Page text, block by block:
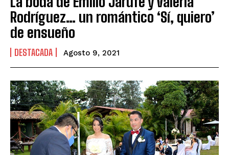
Rodríguez… un romántico ‘Sí, quiero’
de ensueño
DESTACADA Agosto 9, 2021